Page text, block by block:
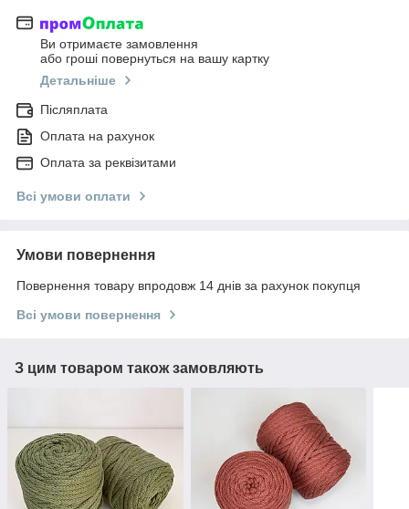
Ви отримаєте замовлення
або гроші повернуться на вашу картку
Детальніше
Післяплата
Оплата на рахунок
Оплата за реквізитами
Всі умови оплати
Умови повернення
Повернення товару впродовж 14 днів за рахунок покупця
Всі умови повернення
З цим товаром також замовляють